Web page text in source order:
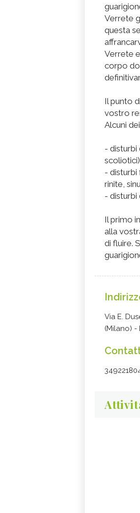
Verrete
questa
Verrete
corpo
Il punto
vostro
Alcuni
- disturbi
scoliotici)
- disturbi
rinite,
- disturbi
Il primo
alla
di fluire.
Via E.
(Milano)